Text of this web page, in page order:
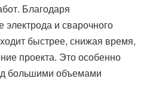
Благодаря
электрода и сварочного
быстрее, снижая время,
проекта. Это особенно
большими объемами